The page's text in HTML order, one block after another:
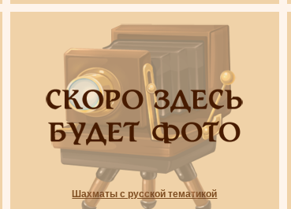
Шахматы с русской тематикой